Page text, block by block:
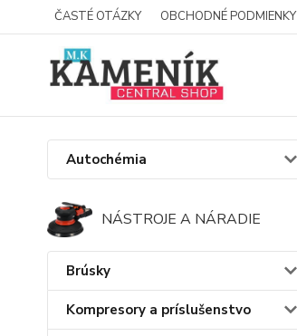
ČASTÉ OTÁZKY OBCHODNÉ PODMIENKY
Autochémia
NÁSTROJE A NÁRADIE
Brúsky
Kompresory a príslušenstvo